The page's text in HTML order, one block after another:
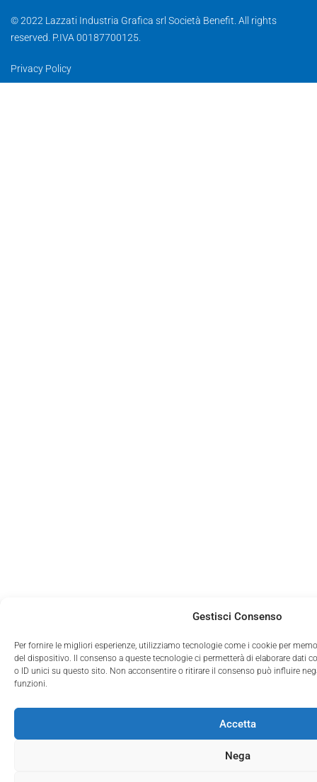
Gestisci Consenso
Per fornire le migliori esperienze, utilizziamo tecnologie come i cookie per
del dispositivo. Il consenso a queste tecnologie ci permetterà di elaborare dati
o ID unici su questo sito. Non acconsentire o ritirare il consenso può influire
funzioni.
Accetta
Nega
© 2022 Lazzati Industria Grafica srl Società Benefit. All rights
reserved. P.IVA 00187700125.
Privacy Policy